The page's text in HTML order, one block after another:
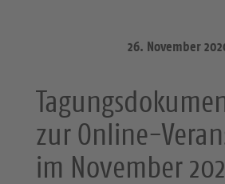
26. November
zur Online-
im November